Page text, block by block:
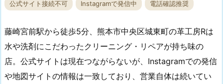
公式サイト接続不可 Instagramで発信中 電話確認推奨
藤崎宮前駅から徒歩5分、熊本市中央区城東町の革工房Rは
水や洗剤にこだわったクリーニング・リペアが持ち味の
店。公式サイトは現在つながらないが、Instagramでの発信
や地図サイトの情報は一致しており、営業自体は続いてい